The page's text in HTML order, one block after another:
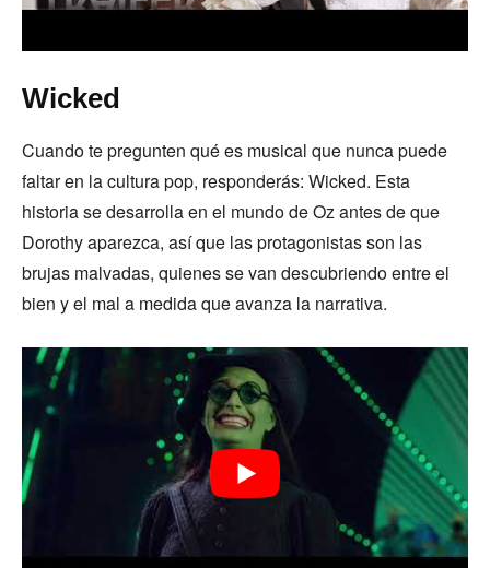
Wicked
Cuando te pregunten qué es musical que nunca puede
faltar en la cultura pop, responderás: Wicked. Esta
historia se desarrolla en el mundo de Oz antes de que
Dorothy aparezca, así que las protagonistas son las
brujas malvadas, quienes se van descubriendo entre el
bien y el mal a medida que avanza la narrativa.